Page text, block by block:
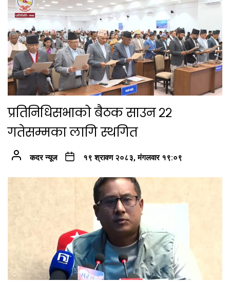
प्रतिनिधिसभाको बैठक साउन २२
गतेसम्मका लागि स्थगित
कदर न्यूज १९ श्रावण २०८३, मंगलवार १९:०९